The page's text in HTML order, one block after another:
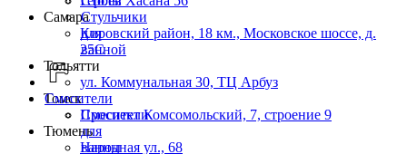
Стульчики
для
ванной
Смесители
Смесители
для
ванны
Самара
Кировский район, 18 км., Московское шоссе, д.
25С
Тольятти
ул. Коммунальная 30, ТЦ Арбуз
Томск
Проспект Комсомольский, 7, строение 9
Тюмень
Народная ул., 68